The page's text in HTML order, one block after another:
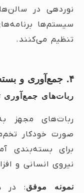
نوردهی در
سیستم‌ها
تنظیم می‌کنند.
۴. جمع‌آوری و بسته‌بندی هوشمند تخم‌مرغ
ربات‌های جمع‌آوری
ربات‌های مجهز
صورت خودکار
برای بسته‌بندی
نیروی انسانی و
نمونه موفق: در